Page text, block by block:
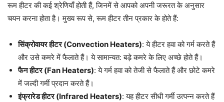
रूम हीटर की कई श्रेणियाँ होती हैं, जिनमें से आपको अपनी जरूरत के अनुसार
चयन करना होता है। मुख्य रूप से, रूम हीटर तीन प्रकार के होते हैं:
सिंक्रोवायर हीटर (Convection Heaters): ये हीटर हवा को गर्म करते हैं
और उसे कमरे में फैलाते हैं। ये सामान्यत: बड़े कमरे के लिए अच्छे होते हैं।
फैन हीटर (Fan Heaters): ये गर्म हवा को तेजी से फैलाते हैं और छोटे कमरे
में जल्दी गर्मी प्रदान करते हैं।
इंफ्रारेड हीटर (Infrared Heaters): यह हीटर सीधी गर्मी उत्पन्न करते हैं